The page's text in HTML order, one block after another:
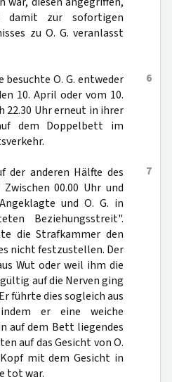
damit zur sofortigen
zu O. G. veranlasst
6
besuchte O. G. entweder
10. April oder vom 10.
22.30 Uhr erneut in ihrer
dem Doppelbett im
7
der anderen Hälfte des
00.00 Uhr und
und O. G. in
Beziehungsstreit".
die Strafkammer den
nicht festzustellen. Der
Wut oder weil ihm die
auf die Nerven ging
führte dies sogleich aus
er eine weiche
auf dem Bett liegendes
auf das Gesicht von O.
mit dem Gesicht in
tot war.